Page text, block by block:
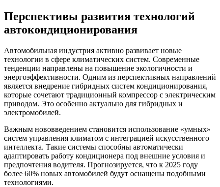
Перспективы развития технологий
автокондиционирования
Автомобильная индустрия активно развивает новые
технологии в сфере климатических систем. Современные
тенденции направлены на повышение экологичности и
энергоэффективности. Одним из перспективных направлений
является внедрение гибридных систем кондиционирования,
которые сочетают традиционный компрессор с электрическим
приводом. Это особенно актуально для гибридных и
электромобилей.
Важным нововведением становится использование «умных»
систем управления климатом с интеграцией искусственного
интеллекта. Такие системы способны автоматически
адаптировать работу кондиционера под внешние условия и
предпочтения водителя. Прогнозируется, что к 2025 году
более 60% новых автомобилей будут оснащены подобными
технологиями.